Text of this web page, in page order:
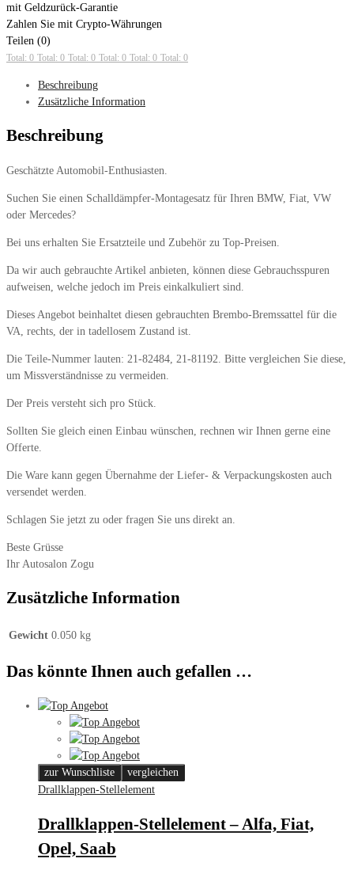
mit Geldzurück-Garantie
Zahlen Sie mit Crypto-Währungen
Teilen (0)
Total: 0 Total: 0 Total: 0 Total: 0 Total: 0 Total: 0
Beschreibung
Zusätzliche Information
Beschreibung
Geschätzte Automobil-Enthusiasten.
Suchen Sie einen Schalldämpfer-Montagesatz für Ihren BMW, Fiat, VW
oder Mercedes?
Bei uns erhalten Sie Ersatzteile und Zubehör zu Top-Preisen.
Da wir auch gebrauchte Artikel anbieten, können diese Gebrauchsspuren
aufweisen, welche jedoch im Preis einkalkuliert sind.
Dieses Angebot beinhaltet diesen gebrauchten Brembo-Bremssattel für die
VA, rechts, der in tadellosem Zustand ist.
Die Teile-Nummer lauten: 21-82484, 21-81192. Bitte vergleichen Sie diese,
um Missverständnisse zu vermeiden.
Der Preis versteht sich pro Stück.
Sollten Sie gleich einen Einbau wünschen, rechnen wir Ihnen gerne eine
Offerte.
Die Ware kann gegen Übernahme der Liefer- & Verpackungskosten auch
versendet werden.
Schlagen Sie jetzt zu oder fragen Sie uns direkt an.
Beste Grüsse
Ihr Autosalon Zogu
Zusätzliche Information
Gewicht 0.050 kg
Das könnte Ihnen auch gefallen …
zur Wunschliste
vergleichen
Drallklappen-Stellelement
Drallklappen-Stellelement – Alfa, Fiat,
Opel, Saab